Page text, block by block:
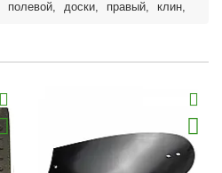
полевой, доски, правый, клин,